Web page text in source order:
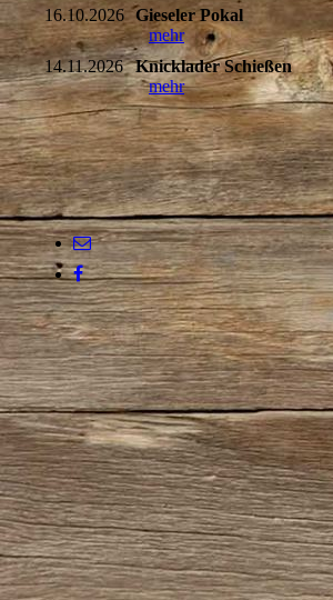
16.10.2026 Gieseler Pokal
mehr
14.11.2026
Knicklader Schießen
mehr